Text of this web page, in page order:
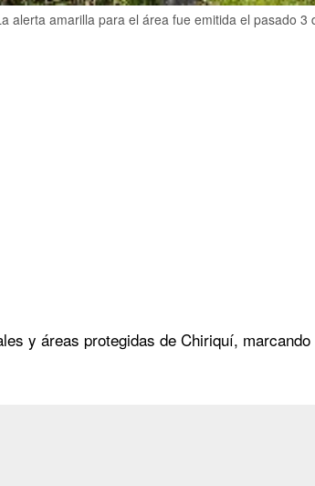
alerta amarilla para el área fue emitida el pasado
y áreas protegidas de Chiriquí,